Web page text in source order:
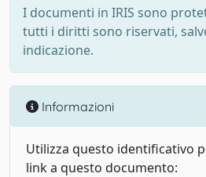
I documenti in IRIS sono
tutti i diritti sono riservati,
indicazione.
Informazioni
Utilizza questo identificativo
link a questo documento: